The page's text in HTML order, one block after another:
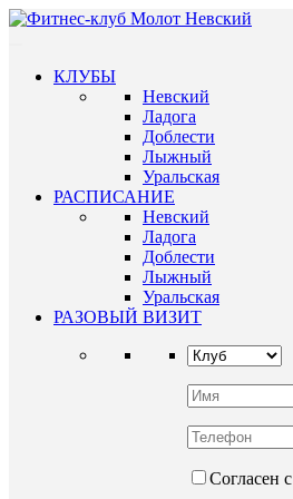
КЛУБЫ
Невский
Ладога
Доблести
Лыжный
Уральская
РАСПИСАНИЕ
Невский
Ладога
Доблести
Лыжный
Уральская
РАЗОВЫЙ ВИЗИТ
Согласен с